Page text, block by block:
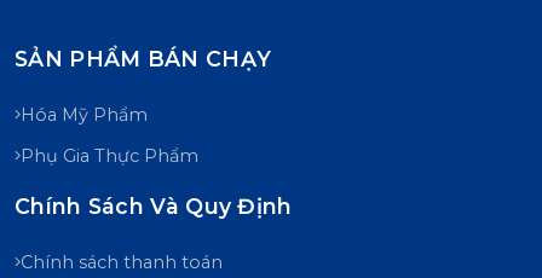
SẢN PHẨM BÁN CHẠY
Hóa Mỹ Phẩm
Phụ Gia Thực Phẩm
Chính Sách Và Quy Định
Chính sách thanh toán